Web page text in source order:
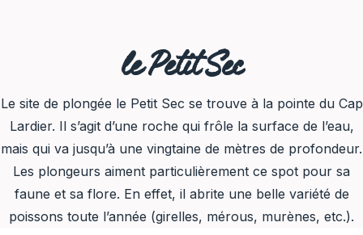
le Petit Sec
Le site de plongée le Petit Sec se trouve à la pointe du Cap
Lardier. Il s’agit d’une roche qui frôle la surface de l’eau,
mais qui va jusqu’à une vingtaine de mètres de profondeur.
Les plongeurs aiment particulièrement ce spot pour sa
faune et sa flore. En effet, il abrite une belle variété de
poissons toute l’année (girelles, mérous, murènes, etc.).